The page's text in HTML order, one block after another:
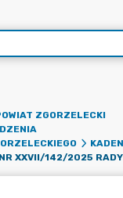
ZGORZELECKI